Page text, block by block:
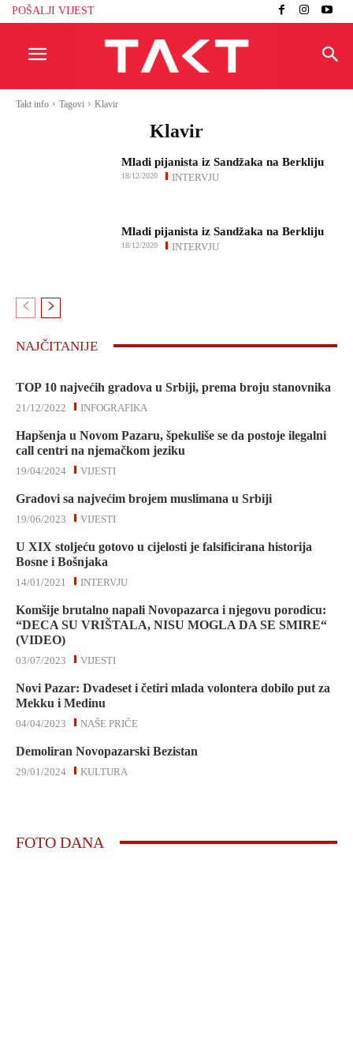
POŠALJI VIJEST
Takt info Tagovi Klavir
Klavir
Mladi pijanista iz Sandžaka na Berkliju
INTERVJU
18/12/2020
Mladi pijanista iz Sandžaka na Berkliju
INTERVJU
18/12/2020
NAJČITANIJE
TOP 10 najvećih gradova u Srbiji, prema broju stanovnika
INFOGRAFIKA
21/12/2022
Hapšenja u Novom Pazaru, špekuliše se da postoje ilegalni
call centri na njemačkom jeziku
VIJESTI
19/04/2024
Gradovi sa najvećim brojem muslimana u Srbiji
VIJESTI
19/06/2023
U XIX stoljeću gotovo u cijelosti je falsificirana historija
Bosne i Bošnjaka
INTERVJU
14/01/2021
Komšije brutalno napali Novopazarca i njegovu porodicu:
“DECA SU VRIŠTALA, NISU MOGLA DA SE SMIRE“
(VIDEO)
VIJESTI
03/07/2023
Novi Pazar: Dvadeset i četiri mlada volontera dobilo put za
Mekku i Medinu
NAŠE PRIČE
04/04/2023
Demoliran Novopazarski Bezistan
KULTURA
29/01/2024
FOTO DANA